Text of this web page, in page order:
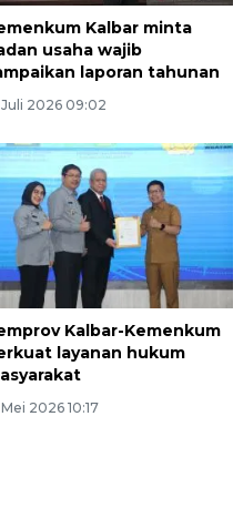
Kalbar minta
usaha wajib
laporan tahunan
Juli 2026 09:02
Kalbar-Kemenkum
layanan hukum
Mei 2026 10:17